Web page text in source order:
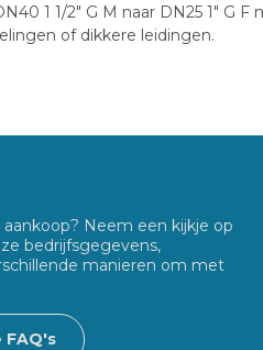
1 1/2" G M naar DN25 1" G F
of dikkere leidingen.
Neem een kijkje op
bedrijfsgegevens,
manieren om met
FAQ's